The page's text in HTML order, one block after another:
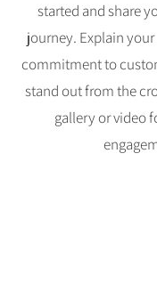
started and share
journey. Explain
commitment to
stand out from the
gallery or video